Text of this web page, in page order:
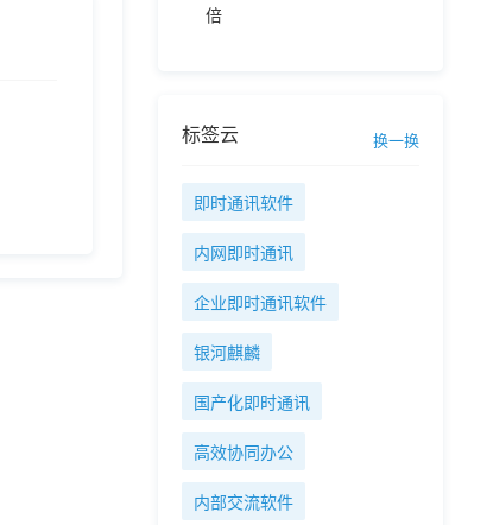
倍
标签云 换一换
即时通讯软件
内网即时通讯
企业即时通讯软件
银河麒麟
国产化即时通讯
高效协同办公
内部交流软件